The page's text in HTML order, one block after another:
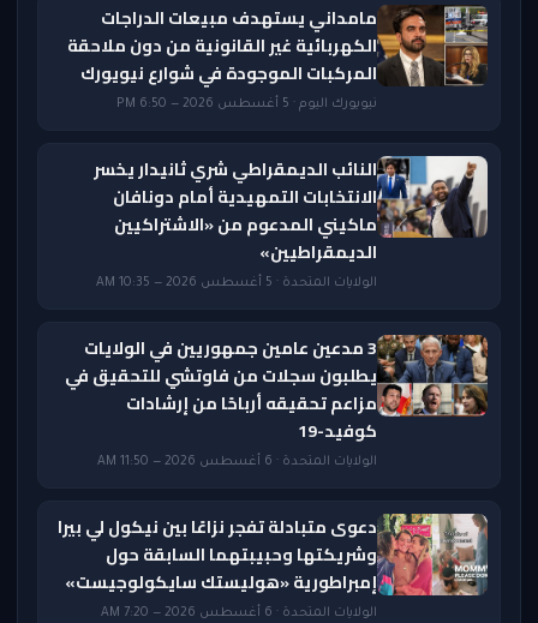
مامداني يستهدف مبيعات الدراجات
الكهربائية غير القانونية من دون ملاحقة
المركبات الموجودة في شوارع نيويورك
نيويورك اليوم · 5 أغسطس 2026 — 6:50 PM
النائب الديمقراطي شري ثانيدار يخسر
الانتخابات التمهيدية أمام دونافان
ماكيني المدعوم من «الاشتراكيين
الديمقراطيين»
الولايات المتحدة · 5 أغسطس 2026 — 10:35 AM
3 مدعين عامين جمهوريين في الولايات
يطلبون سجلات من فاوتشي للتحقيق في
مزاعم تحقيقه أرباحًا من إرشادات
كوفيد-19
الولايات المتحدة · 6 أغسطس 2026 — 11:50 AM
دعوى متبادلة تفجر نزاعًا بين نيكول لي بيرا
وشريكتها وحبيبتهما السابقة حول
إمبراطورية «هوليستك سايكولوجيست»
الولايات المتحدة · 6 أغسطس 2026 — 7:20 AM